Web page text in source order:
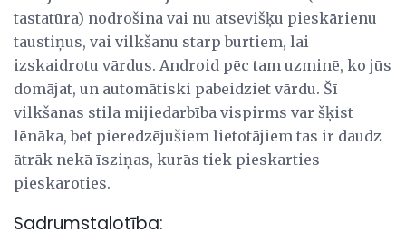
tastatūra) nodrošina vai nu atsevišķu pieskārienu
taustiņus, vai vilkšanu starp burtiem, lai
izskaidrotu vārdus. Android pēc tam uzminē, ko jūs
domājat, un automātiski pabeidziet vārdu. Šī
vilkšanas stila mijiedarbība vispirms var šķist
lēnāka, bet pieredzējušiem lietotājiem tas ir daudz
ātrāk nekā īsziņas, kurās tiek pieskarties
pieskaroties.
Sadrumstalotība: